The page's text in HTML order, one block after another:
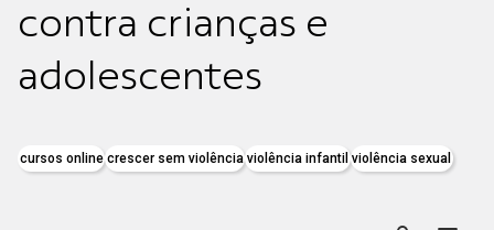
contra crianças e
adolescentes
cursos online crescer sem violência violência infantil violência sexual